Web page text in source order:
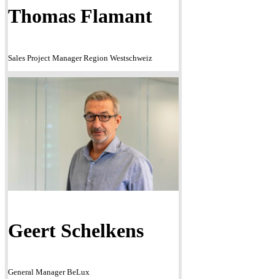
Thomas Flamant
Sales Project Manager Region Westschweiz
Geert Schelkens
General Manager BeLux